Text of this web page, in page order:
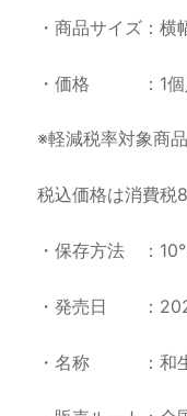
・商品サイズ：
・価格 ：1個
※軽減税率対象商品
税込価格は消費税
・保存方法 ：
・発売日 ：
・名称 ：和